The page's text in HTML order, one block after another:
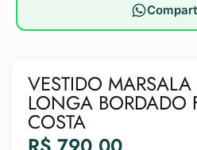
VESTIDO
LONGA BORDADO
COSTA